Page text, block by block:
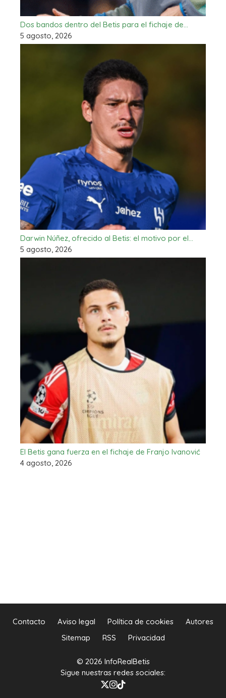
Dos bandos dentro del Betis para el fichaje de…
5 agosto, 2026
Darwin Núñez, ofrecido al Betis: el motivo por el…
5 agosto, 2026
El Betis gana fuerza en el fichaje de Franjo Ivanović
4 agosto, 2026
Contacto Aviso legal Política de cookies
Autores
Sitemap
RSS Privacidad
© 2026 InfoRealBetis
Sigue nuestras redes sociales: